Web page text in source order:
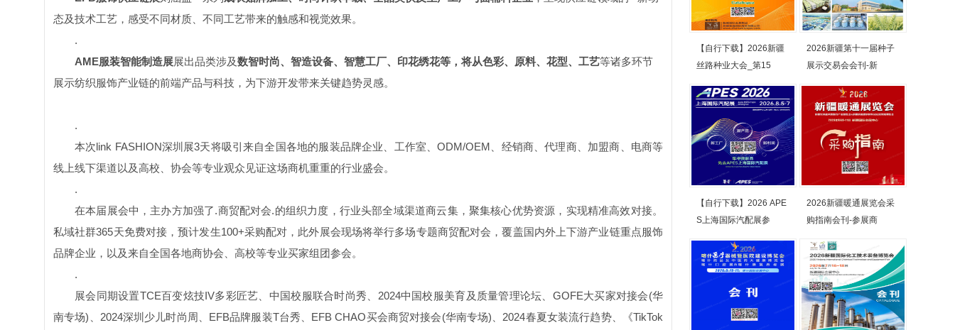
态及技术工艺，感受不同材质、不同工艺带来的触感和视觉效果。
.
AME服装智能制造展展出品类涉及数智时尚、智造设备、智慧工厂、印花绣花等，将从色彩、原料、花型、工艺等诸多环节
展示纺织服饰产业链的前端产品与科技，为下游开发带来关键趋势灵感。
.
本次link FASHION深圳展3天将吸引来自全国各地的服装品牌企业、工作室、ODM/OEM 、经销商、代理商、加盟商、电商等
线上线下渠道以及高校、协会等专业观众见证这场商机重重的行业盛会。
.
在本届展会中，主办方加强了.商贸配对会.的组织力度，行业头部全域渠道商云集，聚集核心优势资源，实现精准高效对接。
私域社群365天免费对接，预计发生100+采购配对，此外展会现场将举行多场专题商贸配对会，覆盖国内外上下游产业链重点服饰
品牌企业，以及来自全国各地商协会、高校等专业买家组团参会。
.
展会同期设置TCE百变炫技IV多彩匠艺、中国校服联合时尚秀、 2024中国校服美育及质量管理论坛、 GOFE大买家对接会(华
南专场) 2024深圳少儿时尚周、 EFB品牌服装T台秀、 EFB CHAO买会商贸对接会(华南专场) 2024春夏女装流行趋势、《TikTok
【自行下载】2026新疆
丝路种业大会_第15
2026新疆第十一届种子
展示交易会会刊-新
【自行下载】2026 APE
S上海国际汽配展参
2026新疆暖通展览会采
购指南会刊-参展商